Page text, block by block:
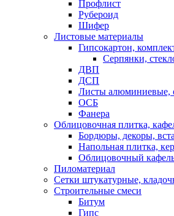
Профлист
Рубероид
Шифер
Листовые материалы
Гипсокартон,
Серпянки,
ДВП
ДСП
Листы алюминиевые,
ОСБ
Фанера
Облицовочная плитка,
Бордюры, декоры,
Напольная плитка,
Облицовочный
Пиломатериал
Сетки штукатурные,
Строительные смеси
Битум
Гипс